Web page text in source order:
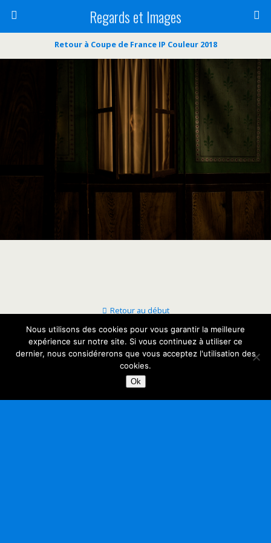
Regards et Images
Retour à Coupe de France IP Couleur 2018
Retour au début
Mobile Bureau
Nous utilisons des cookies pour vous garantir la meilleure
expérience sur notre site. Si vous continuez à utiliser ce
dernier, nous considérerons que vous acceptez l'utilisation des
cookies.
Ok